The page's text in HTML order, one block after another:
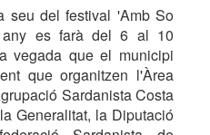
seu del festival 'Amb So
es farà del 6 al 10
vegada que el municipi
que organitzen l'Àrea
Sardanista Costa
Generalitat, la Diputació